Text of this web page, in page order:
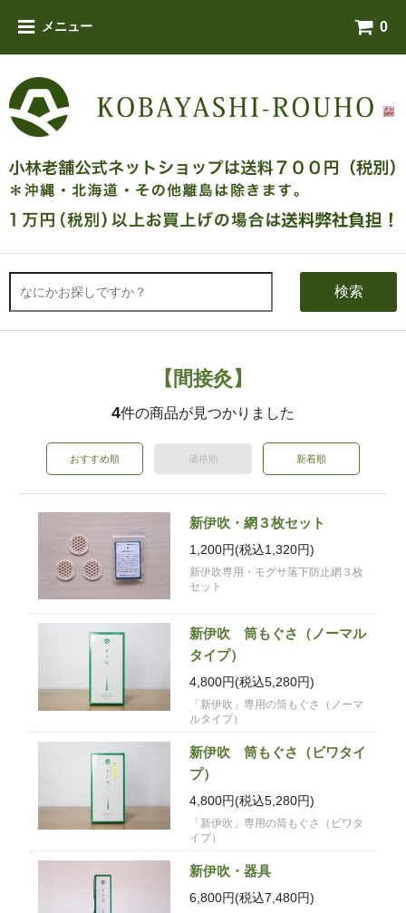
メニュー 0
検索
【間接灸】
4件の商品が見つかりました
おすすめ順 価格順 新着順
新伊吹・網３枚セット
1,200円(税込1,320円)
新伊吹専用・モグサ落下防止網３枚
セット
新伊吹 筒もぐさ（ノーマル
タイプ）
4,800円(税込5,280円)
「新伊吹」専用の筒もぐさ（ノーマ
ルタイプ）
新伊吹 筒もぐさ（ビワタイ
プ）
4,800円(税込5,280円)
「新伊吹」専用の筒もぐさ（ビワタ
イプ）
新伊吹・器具
6,800円(税込7,480円)